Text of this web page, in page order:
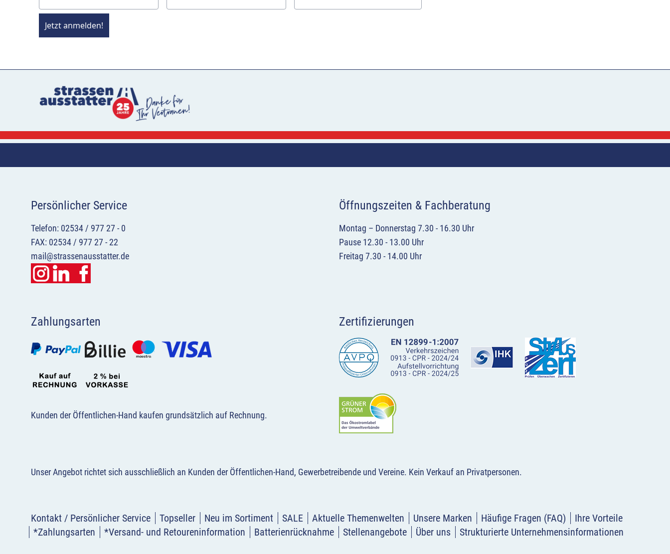
Jetzt anmelden!
Persönlicher Service
Telefon: 02534 / 977 27 - 0
FAX: 02534 / 977 27 - 22
mail@strassenausstatter.de
Öffnungszeiten & Fachberatung
Montag – Donnerstag 7.30 - 16.30 Uhr
Pause 12.30 - 13.00 Uhr
Freitag 7.30 - 14.00 Uhr
Zahlungsarten
Kunden der Öffentlichen-Hand kaufen grundsätzlich auf Rechnung.
Zertifizierungen
Unser Angebot richtet sich ausschließlich an Kunden der Öffentlichen-Hand, Gewerbetreibende und Vereine. Kein Verkauf an Privatpersonen.
Kontakt / Persönlicher Service Topseller Neu im Sortiment SALE Aktuelle Themenwelten Unsere Marken Häufige Fragen (FAQ)
Ihre Vorteile
*Zahlungsarten
*Versand- und Retoureninformation Batterienrücknahme Stellenangebote Über uns Strukturierte Unternehmensinformationen